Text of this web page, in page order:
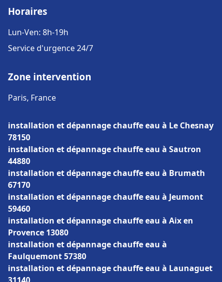
Horaires
Lun-Ven: 8h-19h
Service d'urgence 24/7
Zone intervention
Paris, France
installation et dépannage chauffe eau à Le Chesnay
78150
installation et dépannage chauffe eau à Sautron
44880
installation et dépannage chauffe eau à Brumath
67170
installation et dépannage chauffe eau à Jeumont
59460
installation et dépannage chauffe eau à Aix en
Provence 13080
installation et dépannage chauffe eau à
Faulquemont 57380
installation et dépannage chauffe eau à Launaguet